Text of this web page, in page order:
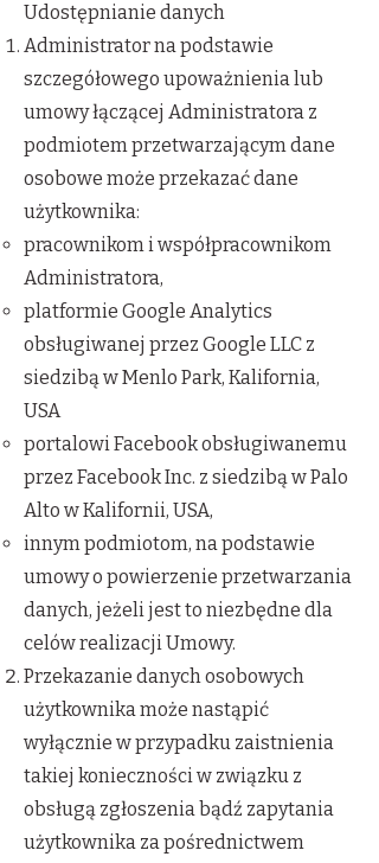
Udostępnianie danych
Administrator na podstawie
szczegółowego upoważnienia lub
umowy łączącej Administratora z
podmiotem przetwarzającym dane
osobowe może przekazać dane
użytkownika:
pracownikom i współpracownikom
Administratora,
platformie Google Analytics
obsługiwanej przez Google LLC z
siedzibą w Menlo Park, Kalifornia,
USA
portalowi Facebook obsługiwanemu
przez Facebook Inc. z siedzibą w Palo
Alto w Kalifornii, USA,
innym podmiotom, na podstawie
umowy o powierzenie przetwarzania
danych, jeżeli jest to niezbędne dla
celów realizacji Umowy.
Przekazanie danych osobowych
użytkownika może nastąpić
wyłącznie w przypadku zaistnienia
takiej konieczności w związku z
obsługą zgłoszenia bądź zapytania
użytkownika za pośrednictwem